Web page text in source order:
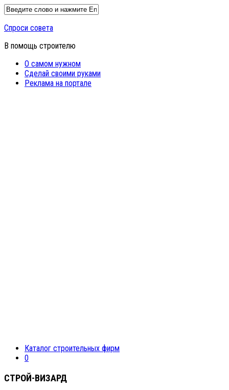
Спроси совета
В помощь строителю
О самом нужном
Сделай своими руками
Реклама на портале
Каталог строительных фирм
0
СТРОЙ-ВИЗАРД